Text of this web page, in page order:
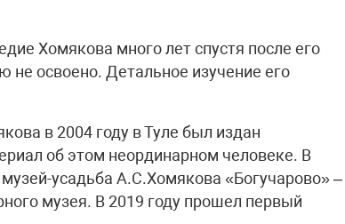
Хомякова много лет спустя после его
не освоено. Детальное изучение его
в 2004 году в Туле был издан
об этом неординарном человеке. В
усадьба А.С.Хомякова «Богучарово» –
музея. В 2019 году прошел первый